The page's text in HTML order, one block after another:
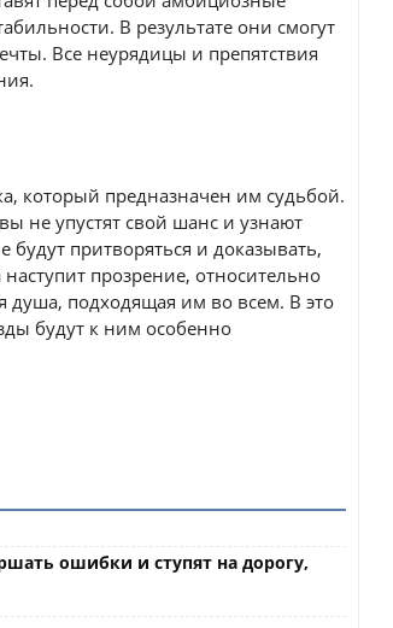
В результате они смогут
Все неурядицы и препятствия
который предназначен им судьбой.
не упустят свой шанс и узнают
притворяться и доказывать,
прозрение, относительно
душа, подходящая им во всем. В это
будут к ним особенно
ошибки и ступят на дорогу,